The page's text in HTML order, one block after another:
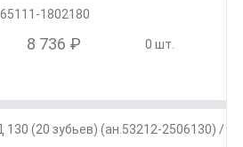
65111-1802180
8 736 ₽ 0 шт.
(20 зубьев) (ан.53212-2506130) /